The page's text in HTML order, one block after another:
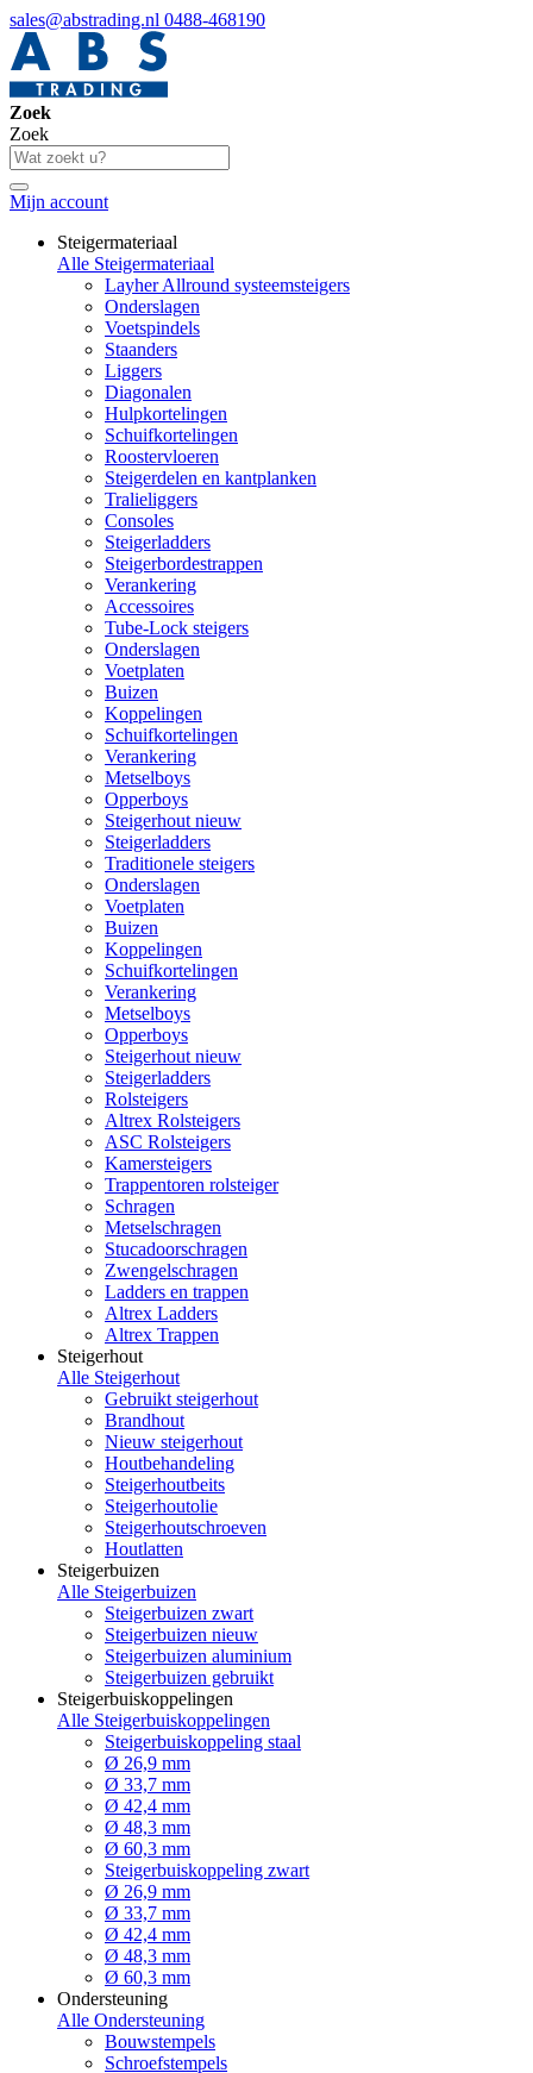
sales@abstrading.nl 0488-468190
Zoek
Zoek
Mijn account
Steigermateriaal
Alle Steigermateriaal
Layher Allround systeemsteigers
Onderslagen
Voetspindels
Staanders
Liggers
Diagonalen
Hulpkortelingen
Schuifkortelingen
Roostervloeren
Steigerdelen en kantplanken
Tralieliggers
Consoles
Steigerladders
Steigerbordestrappen
Verankering
Accessoires
Tube-Lock steigers
Onderslagen
Voetplaten
Buizen
Koppelingen
Schuifkortelingen
Verankering
Metselboys
Opperboys
Steigerhout nieuw
Steigerladders
Traditionele steigers
Onderslagen
Voetplaten
Buizen
Koppelingen
Schuifkortelingen
Verankering
Metselboys
Opperboys
Steigerhout nieuw
Steigerladders
Rolsteigers
Altrex Rolsteigers
ASC Rolsteigers
Kamersteigers
Trappentoren rolsteiger
Schragen
Metselschragen
Stucadoorschragen
Zwengelschragen
Ladders en trappen
Altrex Ladders
Altrex Trappen
Steigerhout
Alle Steigerhout
Gebruikt steigerhout
Brandhout
Nieuw steigerhout
Houtbehandeling
Steigerhoutbeits
Steigerhoutolie
Steigerhoutschroeven
Houtlatten
Steigerbuizen
Alle Steigerbuizen
Steigerbuizen zwart
Steigerbuizen nieuw
Steigerbuizen aluminium
Steigerbuizen gebruikt
Steigerbuiskoppelingen
Alle Steigerbuiskoppelingen
Steigerbuiskoppeling staal
Ø 26,9 mm
Ø 33,7 mm
Ø 42,4 mm
Ø 48,3 mm
Ø 60,3 mm
Steigerbuiskoppeling zwart
Ø 26,9 mm
Ø 33,7 mm
Ø 42,4 mm
Ø 48,3 mm
Ø 60,3 mm
Ondersteuning
Alle Ondersteuning
Bouwstempels
Schroefstempels